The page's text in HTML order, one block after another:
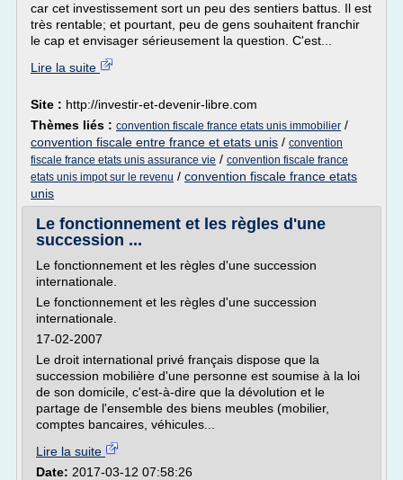
car cet investissement sort un peu des sentiers battus. Il est
très rentable; et pourtant, peu de gens souhaitent franchir
le cap et envisager sérieusement la question. C'est...
Lire la suite
Site : http://investir-et-devenir-libre.com
Thèmes liés : convention fiscale france etats unis immobilier /
convention fiscale entre france et etats unis / convention
fiscale france etats unis assurance vie / convention fiscale france
etats unis impot sur le revenu / convention fiscale france etats
unis
Le fonctionnement et les règles d'une
succession ...
Le fonctionnement et les règles d'une succession
internationale.
Le fonctionnement et les règles d'une succession
internationale.
17-02-2007
Le droit international privé français dispose que la
succession mobilière d'une personne est soumise à la loi
de son domicile, c'est-à-dire que la dévolution et le
partage de l'ensemble des biens meubles (mobilier,
comptes bancaires, véhicules...
Lire la suite
Date: 2017-03-12 07:58:26